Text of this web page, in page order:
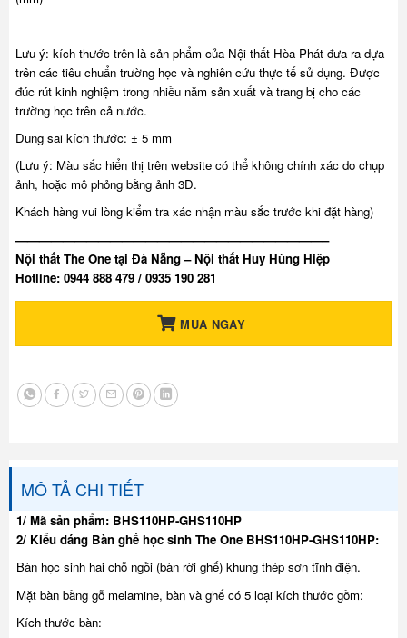
Lưu ý: kích thước trên là sản phẩm của Nội thất Hòa Phát đưa ra dựa
trên các tiêu chuẩn trường học và nghiên cứu thực tế sử dụng. Được
đúc rút kinh nghiệm trong nhiều năm sản xuất và trang bị cho các
trường học trên cả nước.
Dung sai kích thước: ± 5 mm
(Lưu ý: Màu sắc hiển thị trên website có thể không chính xác do chụp
ảnh, hoặc mô phỏng bằng ảnh 3D.
Khách hàng vui lòng kiểm tra xác nhận màu sắc trước khi đặt hàng)
——————————————————————————–
Nội thất The One tại Đà Nẵng – Nội thất Huy Hùng Hiệp
Hotline: 0944 888 479 / 0935 190 281
MUA NGAY
MÔ TẢ CHI TIẾT
1/ Mã sản phẩm: BHS110HP-GHS110HP
2/ Kiểu dáng Bàn ghế học sinh The One BHS110HP-GHS110HP:
Bàn học sinh hai chỗ ngồi (bàn rời ghế) khung thép sơn tĩnh điện.
Mặt bàn bằng gỗ melamine, bàn và ghế có 5 loại kích thước gồm:
Kích thước bàn: